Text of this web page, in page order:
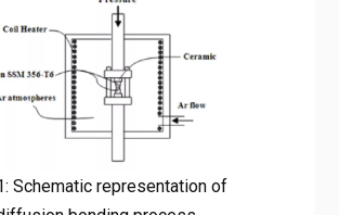
Schematic representation of